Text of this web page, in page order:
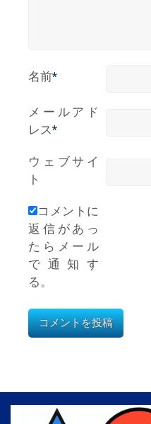
名前*
メールアド
レス*
ウェブサイ
ト
コメントに
返信があっ
たらメール
で通知す
る。